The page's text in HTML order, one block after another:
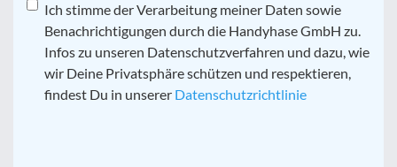
Datenschutz*
Ich stimme der Verarbeitung meiner Daten sowie
Benachrichtigungen durch die Handyhase GmbH zu.
Infos zu unseren Datenschutzverfahren und dazu, wie
wir Deine Privatsphäre schützen und respektieren,
findest Du in unserer Datenschutzrichtlinie